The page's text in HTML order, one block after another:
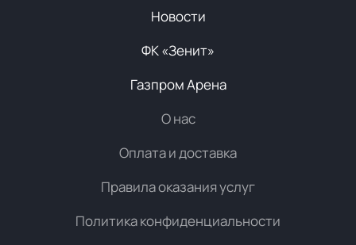
Новости
ФК «Зенит»
Газпром Арена
О нас
Оплата и доставка
Правила оказания услуг
Политика конфиденциальности